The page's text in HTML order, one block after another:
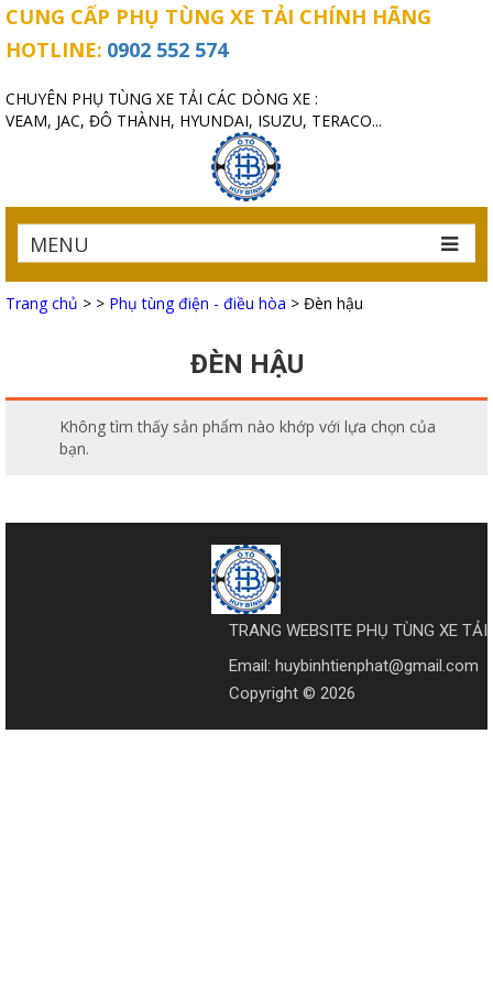
CUNG CẤP PHỤ TÙNG XE TẢI CHÍNH HÃNG
HOTLINE: 0902 552 574
CHUYÊN PHỤ TÙNG XE TẢI CÁC DÒNG XE :
VEAM, JAC, ĐÔ THÀNH, HYUNDAI, ISUZU, TERACO...
MENU
Trang chủ > > Phụ tùng điện - điều hòa > Đèn hậu
ĐÈN HẬU
Không tìm thấy sản phẩm nào khớp với lựa chọn của
bạn.
TRANG WEBSITE PHỤ TÙNG XE TẢI
Email: huybinhtienphat@gmail.com
Copyright © 2026